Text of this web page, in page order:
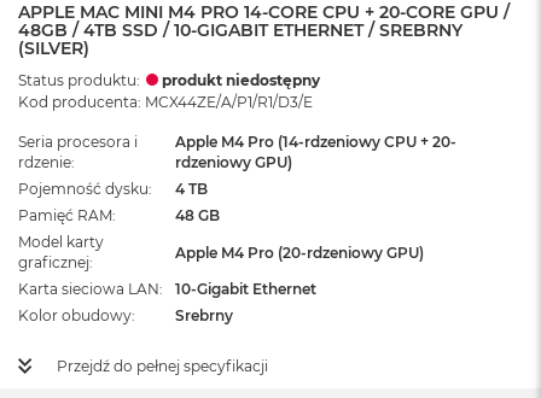
APPLE MAC MINI M4 PRO 14-CORE CPU + 20-CORE GPU /
48GB / 4TB SSD / 10-GIGABIT ETHERNET / SREBRNY
(SILVER)
Status produktu:
produkt niedostępny
Kod producenta: MCX44ZE/A/P1/R1/D3/E
Seria procesora i
rdzenie
Apple M4 Pro (14-rdzeniowy CPU + 20-
rdzeniowy GPU)
Pojemność dysku
4 TB
Pamięć RAM
48 GB
Model karty
graficznej
Apple M4 Pro (20-rdzeniowy GPU)
Karta sieciowa LAN
10-Gigabit Ethernet
Kolor obudowy
Srebrny
Przejdź do pełnej specyfikacji